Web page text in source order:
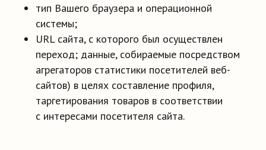
тип Вашего браузера и операционной
системы;
URL сайта, с которого был осуществлен
переход; данные, собираемые посредством
агрегаторов статистики посетителей веб-
сайтов) в целях составление профиля,
таргетирования товаров в соответствии
с интересами посетителя сайта.